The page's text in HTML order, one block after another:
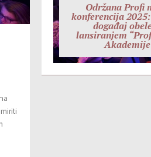
Održana Profi
konferencija 2025:
događaj
lansiranjem